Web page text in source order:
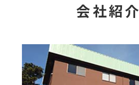
会社紹介